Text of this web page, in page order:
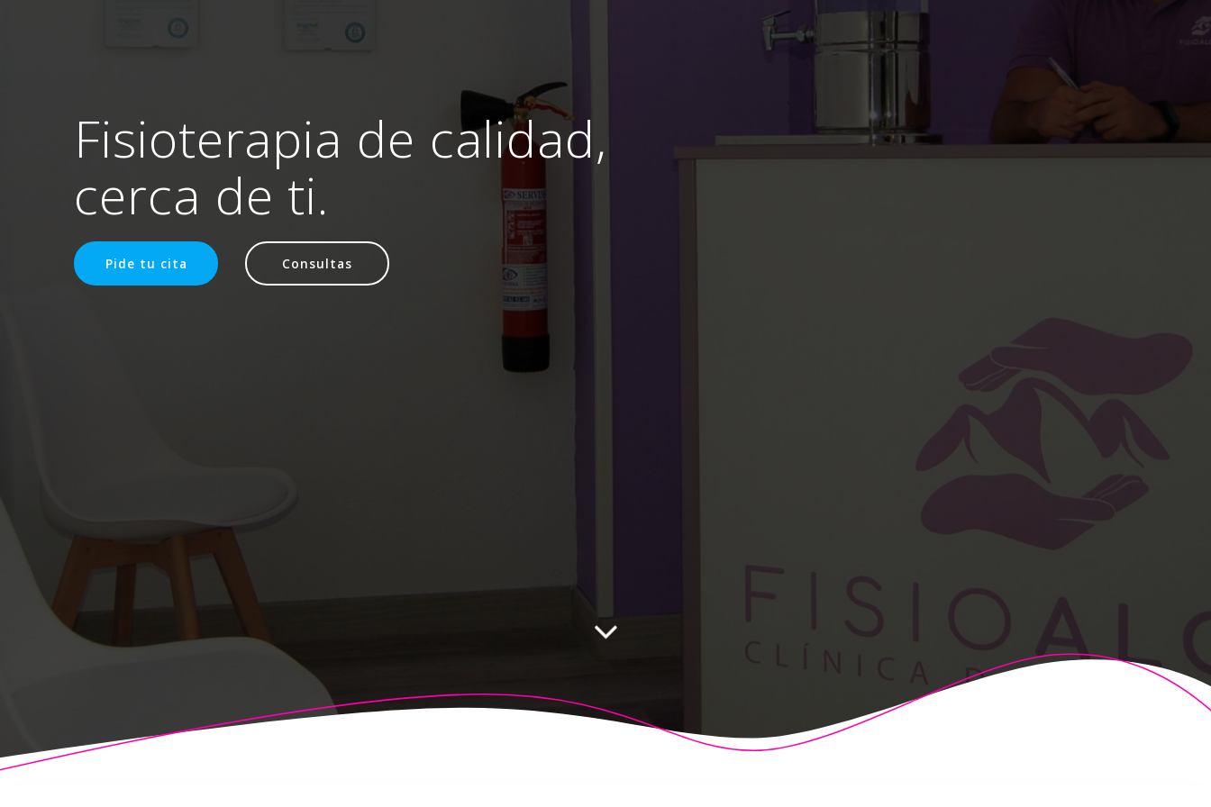
Fisioterapia de calidad,
cerca de ti.
Pide tu cita Consultas
© 2026 Fisioalcón. Construido utilizando WordPress y elHighlight Theme